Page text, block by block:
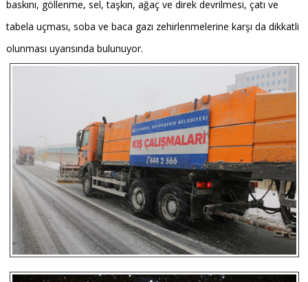
baskını, göllenme, sel, taşkın, ağaç ve direk devrilmesi, çatı ve
tabela uçması, soba ve baca gazı zehirlenmelerine karşı da dikkatli
olunması uyarısında bulunuyor.